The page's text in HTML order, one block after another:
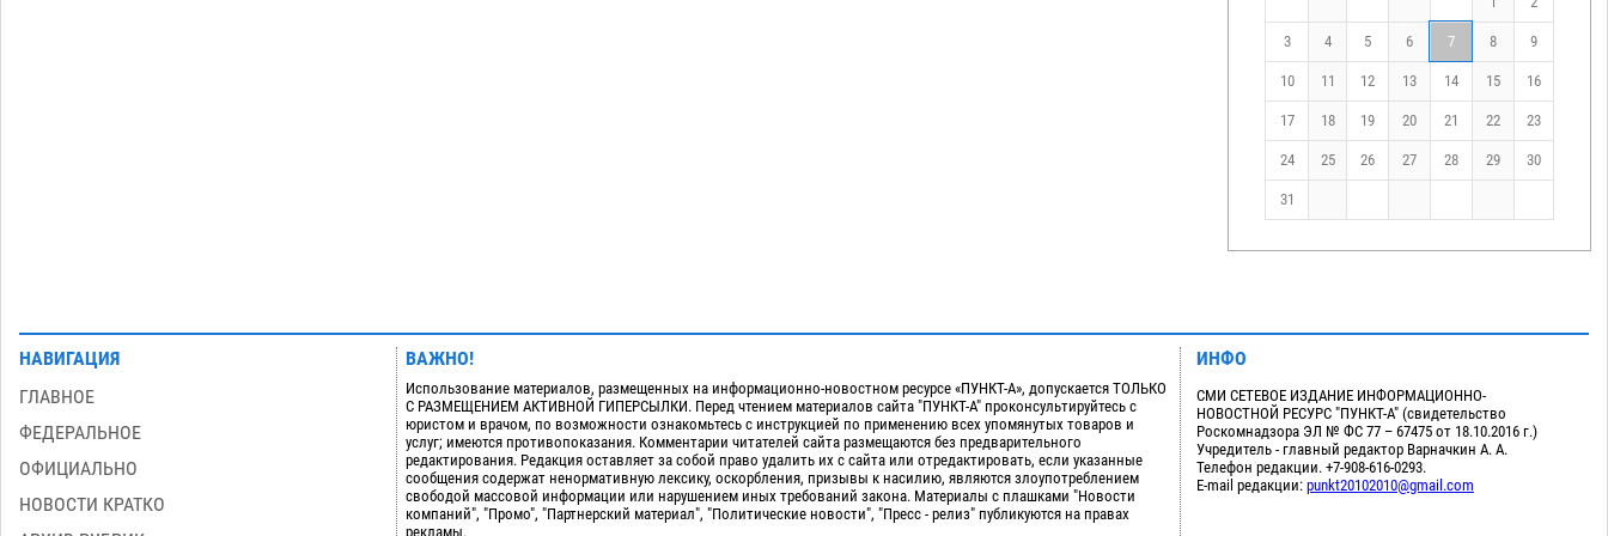
3 4 5 6 7 8 9
10 11 12 13 14 15 16
17 18 19 20 21 22 23
24 25 26 27 28 29 30
31
НАВИГАЦИЯ
ГЛАВНОЕ
ФЕДЕРАЛЬНОЕ
ОФИЦИАЛЬНО
НОВОСТИ КРАТКО
ВАЖНО!
Использование материалов, размещенных на информационно-новостном ресурсе «ПУНКТ-А», допускается ТОЛЬКО
С РАЗМЕЩЕНИЕМ АКТИВНОЙ ГИПЕРСЫЛКИ. Перед чтением материалов сайта "ПУНКТ-А" проконсультируйтесь с
юристом и врачом, по возможности ознакомьтесь с инструкцией по применению всех упомянутых товаров и
услуг; имеются противопоказания. Комментарии читателей сайта размещаются без предварительного
редактирования. Редакция оставляет за собой право удалить их с сайта или отредактировать, если указанные
сообщения содержат ненормативную лексику, оскорбления, призывы к насилию, являются злоупотреблением
свободой массовой информации или нарушением иных требований закона. Материалы с плашками "Новости
компаний", "Промо", "Партнерский материал", "Политические новости", "Пресс - релиз" публикуются на правах
рекламы.
ИНФО
СМИ СЕТЕВОЕ ИЗДАНИЕ ИНФОРМАЦИОННО-
НОВОСТНОЙ РЕСУРС "ПУНКТ-А" (свидетельство
Роскомнадзора ЭЛ № ФС 77 – 67475 от 18.10.2016 г.)
Учредитель - главный редактор Варначкин А. А.
Телефон редакции. +7-908-616-0293.
E-mail редакции: punkt20102010@gmail.com